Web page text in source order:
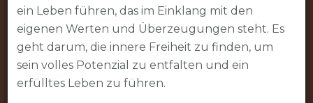
ein Leben führen, das im Einklang mit den
eigenen Werten und Überzeugungen steht. Es
geht darum, die innere Freiheit zu finden, um
sein volles Potenzial zu entfalten und ein
erfülltes Leben zu führen.